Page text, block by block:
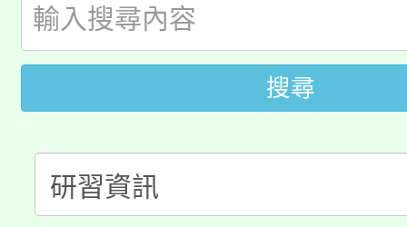
田徑場及游泳池舉行。
桃園市低收入戶享有免
視費優惠，中低收入戶
半價優惠，詳情可洽有
者。
大園自造教育及科技中
份教師增能研習
大溪自造教育及科技中
份教師研習
淨零綠生活教案入校路
會
115年食農教育專業人
搜尋